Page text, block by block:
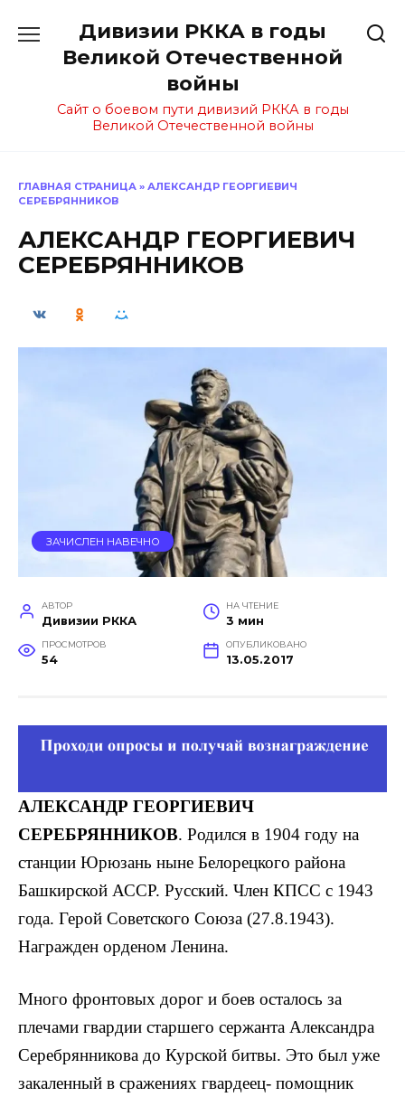
содержанию
Дивизии РККА в годы
Великой Отечественной
войны
Сайт о боевом пути дивизий РККА в годы
Великой Отечественной войны
ГЛАВНАЯ СТРАНИЦА » АЛЕКСАНДР ГЕОРГИЕВИЧ
СЕРЕБРЯННИКОВ
АЛЕКСАНДР ГЕОРГИЕВИЧ
СЕРЕБРЯННИКОВ
ЗАЧИСЛЕН НАВЕЧНО
АВТОР
Дивизии РККА
НА ЧТЕНИЕ
3 мин
ПРОСМОТРОВ
54
ОПУБЛИКОВАНО
13.05.2017
АЛЕКСАНДР ГЕОРГИЕВИЧ
СЕРЕБРЯННИКОВ. Родился в 1904 году на
станции Юрюзань ныне Белорецкого района
Башкирской АССР. Русский. Член КПСС с 1943
года. Герой Советского Союза (27.8.1943).
Награжден орденом Ленина.
Много фронтовых дорог и боев осталось за
плечами гвардии старшего сержанта Александра
Серебрянникова до Курской битвы. Это был уже
закаленный в сражениях гвардеец- помощник